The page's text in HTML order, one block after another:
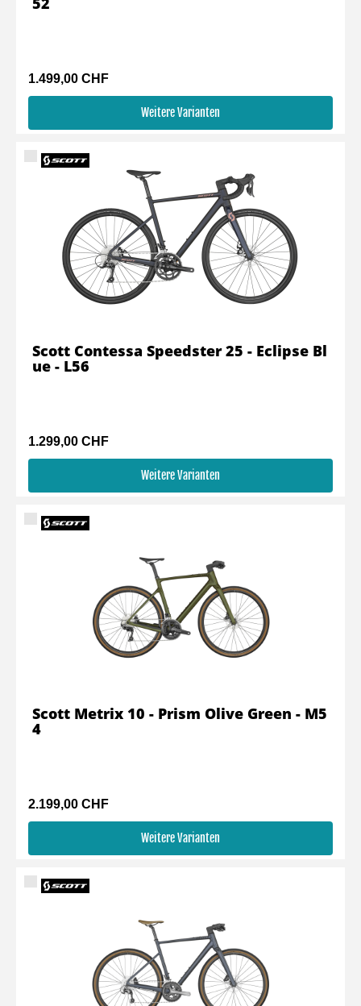
1.499,00 CHF
Weitere Varianten
1.299,00 CHF
Weitere Varianten
Scott Contessa Speedster 25 - Eclipse Bl
ue - L56
2.199,00 CHF
Weitere Varianten
Scott Metrix 10 - Prism Olive Green - M5
4